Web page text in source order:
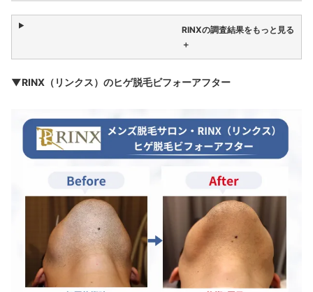
RINXの調査結果をもっと見る
＋
▼RINX（リンクス）のヒゲ脱毛ビフォーアフター